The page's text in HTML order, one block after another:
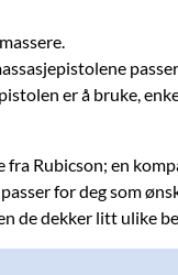
er å bruke,
fra Rubicson; en
for deg som
de dekker litt ulike